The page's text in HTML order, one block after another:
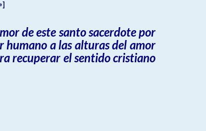
de este santo sacerdote por
humano a las alturas del amor
recuperar el sentido cristiano